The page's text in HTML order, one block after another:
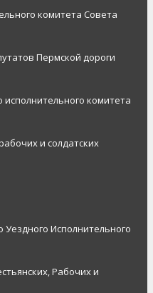
комитета Совета
Пермской дороги
исполнительного комитета
и солдатских
Уездного Исполнительного
Рабочих и